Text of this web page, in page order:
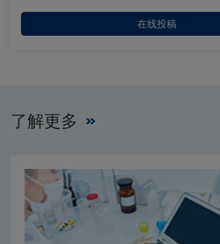
在线投稿
了解更多